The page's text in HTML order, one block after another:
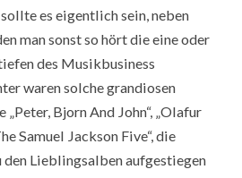
es eigentlich sein, neben
man sonst so hört die eine oder
des Musikbusiness
waren solche grandiosen
Bjorn And John“, „Olafur
Samuel Jackson Five“, die
den Lieblingsalben aufgestiegen